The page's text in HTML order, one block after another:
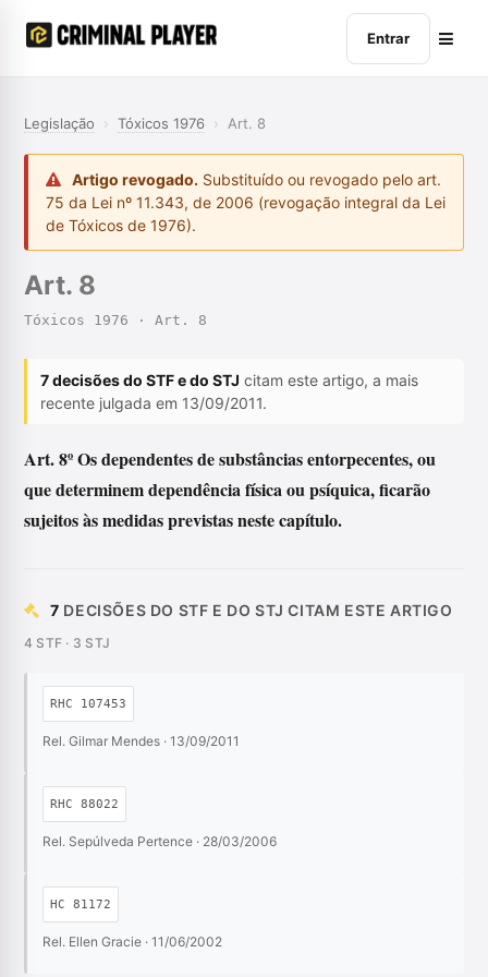
Entrar
Legislação › Tóxicos 1976 › Art. 8
Artigo revogado. Substituído ou revogado pelo art.
75 da Lei nº 11.343, de 2006 (revogação integral da Lei
de Tóxicos de 1976).
Art. 8
Tóxicos 1976 · Art. 8
7 decisões do STF e do STJ citam este artigo, a mais
recente julgada em 13/09/2011.
Art. 8º Os dependentes de substâncias entorpecentes, ou
que determinem dependência física ou psíquica, ficarão
sujeitos às medidas previstas neste capítulo.
7 DECISÕES DO STF E DO STJ CITAM ESTE ARTIGO
4 STF · 3 STJ
RHC 107453
Rel. Gilmar Mendes · 13/09/2011
RHC 88022
Rel. Sepúlveda Pertence · 28/03/2006
HC 81172
Rel. Ellen Gracie · 11/06/2002